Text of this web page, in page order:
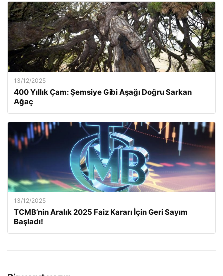
13/12/2025
400 Yıllık Çam: Şemsiye Gibi Aşağı Doğru Sarkan
Ağaç
13/12/2025
TCMB’nin Aralık 2025 Faiz Kararı İçin Geri Sayım
Başladı!